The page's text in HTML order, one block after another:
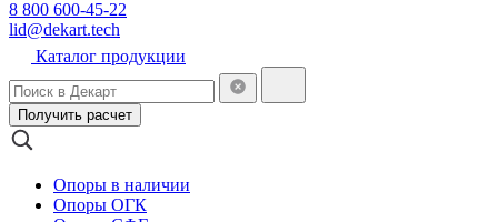
8 800 600-45-22
lid@dekart.tech
Каталог продукции
Получить расчет
Опоры в наличии
Опоры ОГК